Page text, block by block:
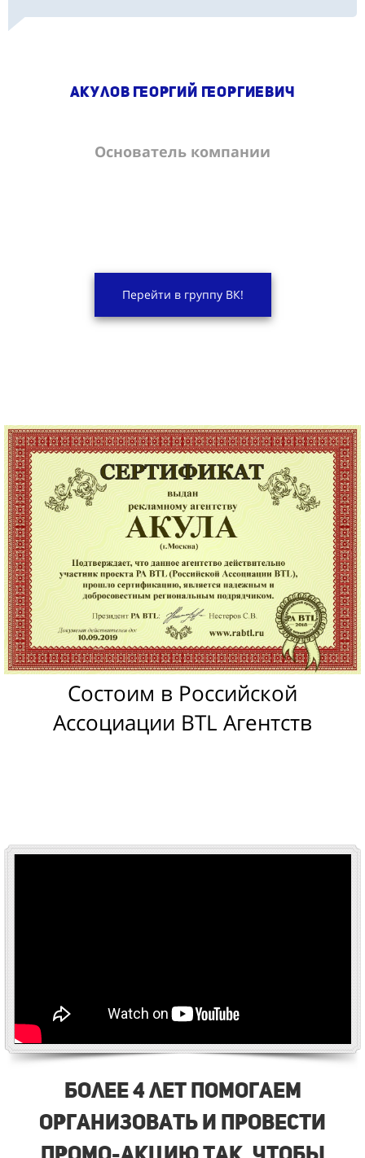
Акулов Георгий Георгиевич
Основатель компании
Перейти в группу ВК!
Состоим в Российской
Ассоциации BTL Агентств
Более 4 лет помогаем
организовать и провести